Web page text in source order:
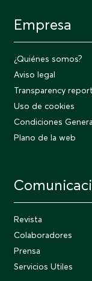
Empresa
¿Quiénes somos?
Aviso legal
Transparency
Uso de cookies
Condiciones
Plano de la web
Revista
Colaboradores
Prensa
Servicios Utiles